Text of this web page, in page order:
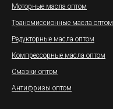
Моторные масла оптом
Трансмиссионные масла оптом
Редукторные масла оптом
Компрессорные масла оптом
Смазки оптом
Антифризы оптом